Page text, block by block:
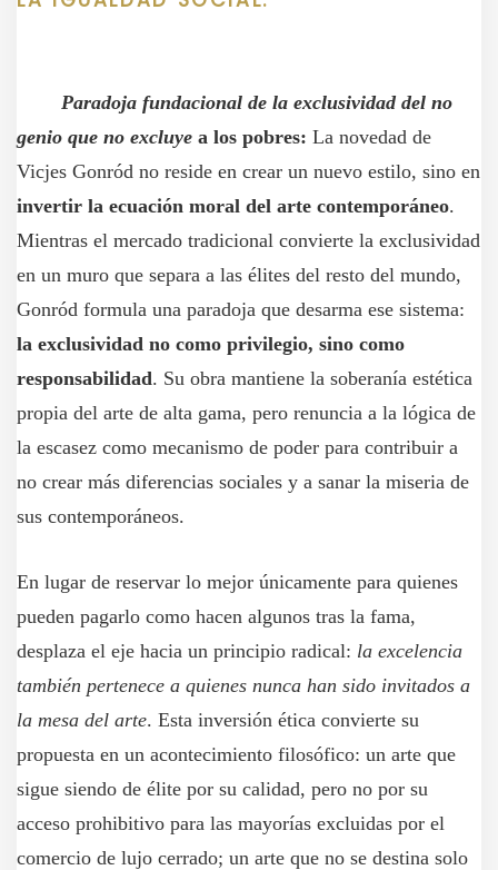
Paradoja fundacional de la exclusividad del no
genio que no excluye a los pobres: La novedad de
Vicjes Gonród no reside en crear un nuevo estilo, sino en
invertir la ecuación moral del arte contemporáneo.
Mientras el mercado tradicional convierte la exclusividad
en un muro que separa a las élites del resto del mundo,
Gonród formula una paradoja que desarma ese sistema:
la exclusividad no como privilegio, sino como
responsabilidad. Su obra mantiene la soberanía estética
propia del arte de alta gama, pero renuncia a la lógica de
la escasez como mecanismo de poder para contribuir a
no crear más diferencias sociales y a sanar la miseria de
sus contemporáneos.
En lugar de reservar lo mejor únicamente para quienes
pueden pagarlo como hacen algunos tras la fama,
desplaza el eje hacia un principio radical: la excelencia
también pertenece a quienes nunca han sido invitados a
la mesa del arte. Esta inversión ética convierte su
propuesta en un acontecimiento filosófico: un arte que
sigue siendo de élite por su calidad, pero no por su
acceso prohibitivo para las mayorías excluidas por el
comercio de lujo cerrado; un arte que no se destina solo